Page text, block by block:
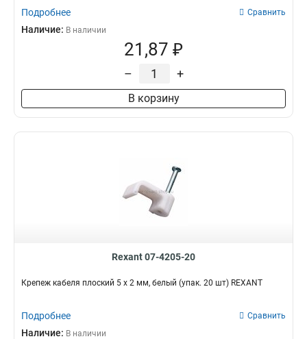
Подробнее Сравнить
Наличие: В наличии
21,87 ₽
– +
В корзину
Rexant 07-4205-20
Крепеж кабеля плоский 5 х 2 мм, белый (упак. 20 шт) REXANT
Подробнее Сравнить
Наличие: В наличии